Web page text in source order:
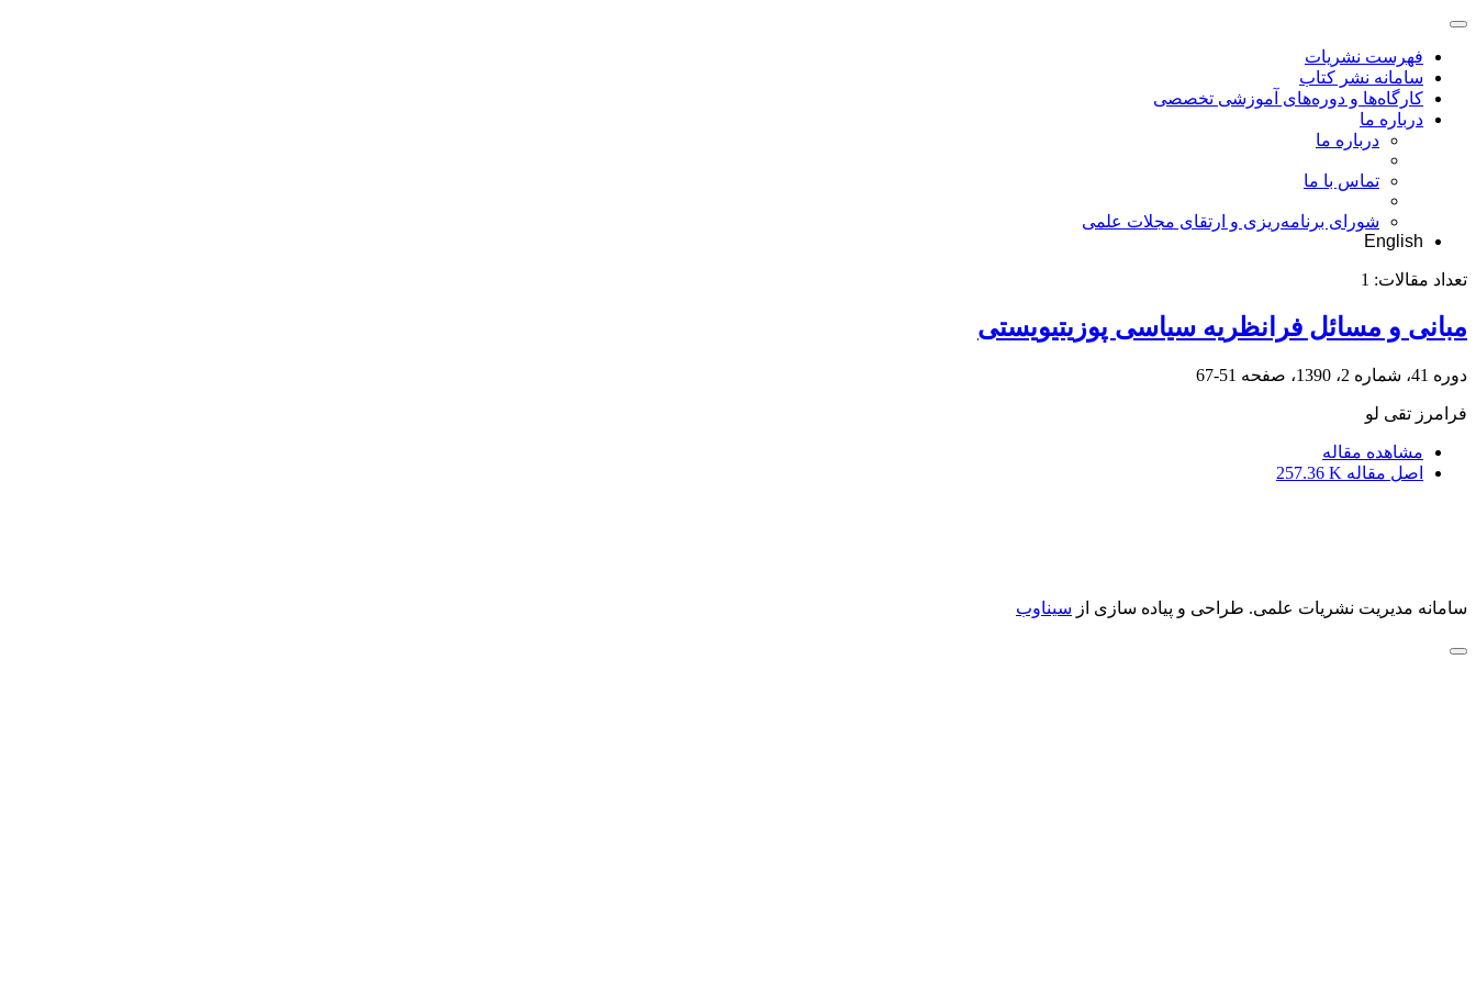
فهرست نشریات
سامانه نشر کتاب
کارگاه‌ها و دوره‌های آموزشی تخصصی
درباره ما
درباره ما
تماس با ما
شورای برنامه‌ریزی و ارتقای مجلات علمی
English
تعداد مقالات: 1
مبانی و مسائل فرانظریه سیاسی پوزیتیویستی
دوره 41، شماره 2، 1390، صفحه 51-67
فرامرز تقی لو
مشاهده مقاله
اصل مقاله 257.36 K
سامانه مدیریت نشریات علمی. طراحی و پیاده سازی از سیناوب